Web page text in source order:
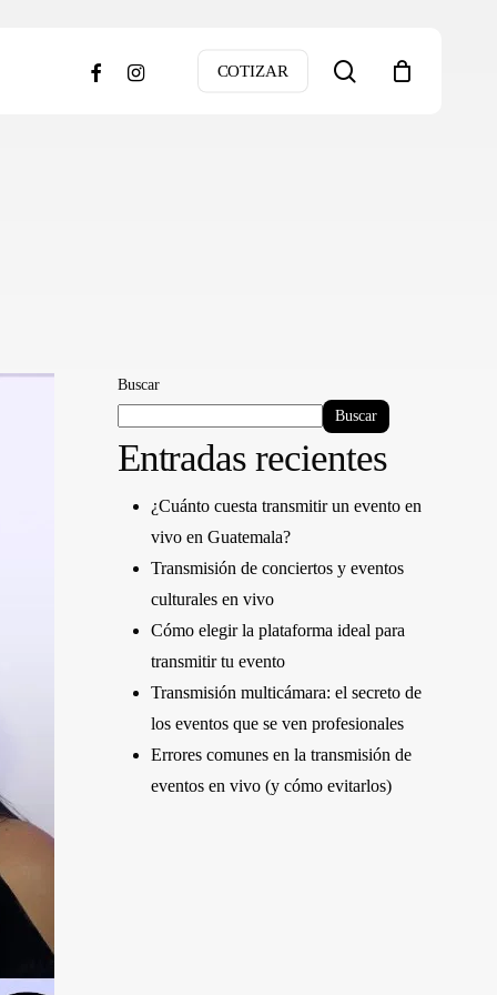
COTIZAR search
facebookinstagram
Buscar
Buscar
Entradas recientes
¿Cuánto cuesta transmitir un evento en
vivo en Guatemala?
Transmisión de conciertos y eventos
culturales en vivo
Cómo elegir la plataforma ideal para
transmitir tu evento
Transmisión multicámara: el secreto de
los eventos que se ven profesionales
Errores comunes en la transmisión de
eventos en vivo (y cómo evitarlos)